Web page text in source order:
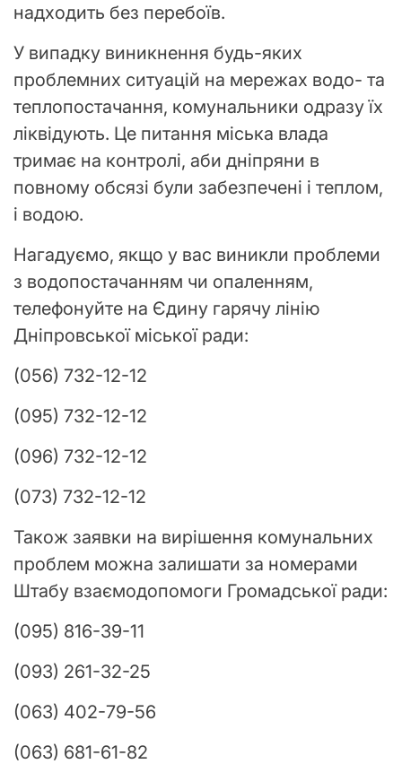
надходить без перебоїв.
У випадку виникнення будь-яких
проблемних ситуацій на мережах водо- та
теплопостачання, комунальники одразу їх
ліквідують. Це питання міська влада
тримає на контролі, аби дніпряни в
повному обсязі були забезпечені і теплом,
і водою.
Нагадуємо, якщо у вас виникли проблеми
з водопостачанням чи опаленням,
телефонуйте на Єдину гарячу лінію
Дніпровської міської ради:
(056) 732-12-12
(095) 732-12-12
(096) 732-12-12
(073) 732-12-12
Також заявки на вирішення комунальних
проблем можна залишати за номерами
Штабу взаємодопомоги Громадської ради:
(095) 816-39-11
(093) 261-32-25
(063) 402-79-56
(063) 681-61-82